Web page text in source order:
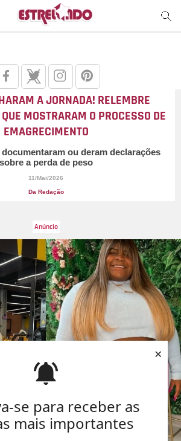
se para receber as
mais importantes
×
A JORNADA! RELEMBRE
MOSTRARAM O PROCESSO DE
EMAGRECIMENTO
ou deram declarações
sobre a perda de peso
11/Mai/2026
Da Redação